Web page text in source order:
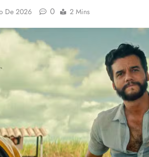
De 2026 0 2 Mins
PUBLICIDADE
O Pudim Caramelim faz pudim
gourmet pra deixar seu almoço,
reunião em família ou festa
melhor.
9 De Março De 2026